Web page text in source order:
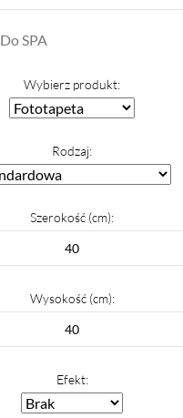
Do SPA
Wybierz produkt:
Rodzaj:
Szerokość (cm):
Wysokość (cm):
Efekt: